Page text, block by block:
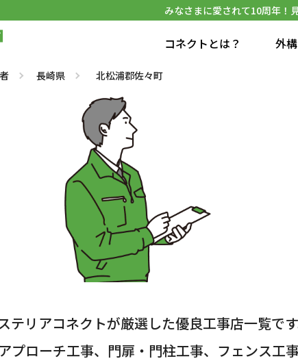
みなさまに愛されて10周年！
コネクトとは？ 外
長崎県 北松浦郡佐々町
テリアコネクトが厳選した優良工事店一覧です
プローチ工事、門扉・門柱工事、フェンス工